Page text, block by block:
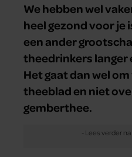
We hebben wel
heel gezond voor je
een ander
theedrinkers langer
Het gaat dan wel
theeblad en niet
gemberthee.